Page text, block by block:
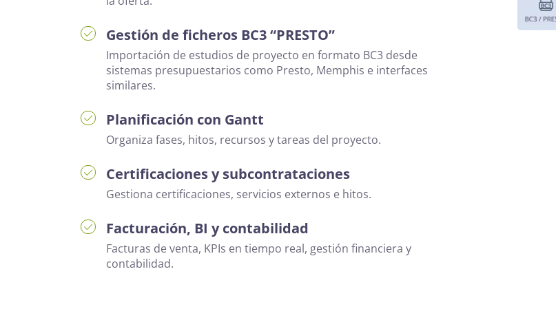
Gestión de ficheros BC3 “PRESTO”
Importación de estudios de proyecto en formato BC3 desde
sistemas presupuestarios como Presto, Memphis e interfaces
similares.
Planificación con Gantt
Organiza fases, hitos, recursos y tareas del proyecto.
Certificaciones y subcontrataciones
Gestiona certificaciones, servicios externos e hitos.
Facturación, BI y contabilidad
Facturas de venta, KPIs en tiempo real, gestión financiera y
contabilidad.